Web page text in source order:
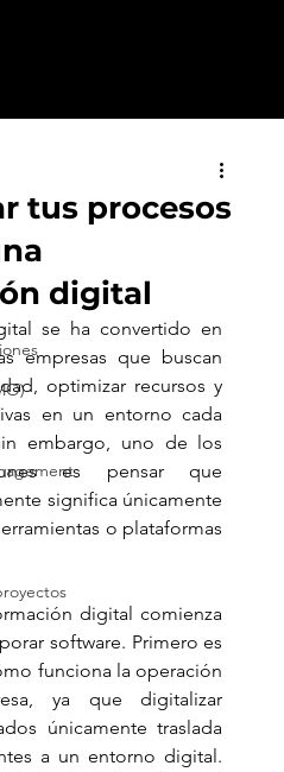
tus procesos
digital
se ha convertido en
empresas que buscan
optimizar recursos y
en un entorno cada
embargo, uno de los
es pensar que
significa únicamente
o plataformas
digital comienza
software. Primero es
funciona la operación
ya que digitalizar
únicamente traslada
a un entorno digital.